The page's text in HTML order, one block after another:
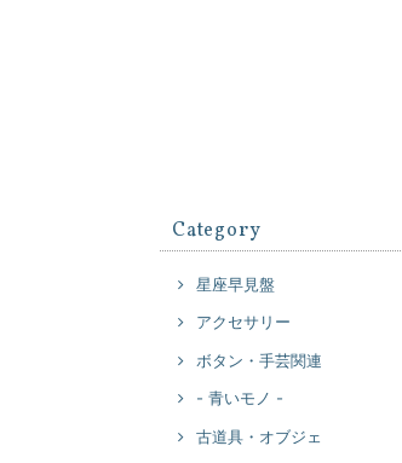
Category
星座早見盤
アクセサリー
ボタン・手芸関連
- 青いモノ -
古道具・オブジェ